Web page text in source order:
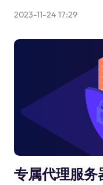
2023-11-24 17:29
专属代理服务